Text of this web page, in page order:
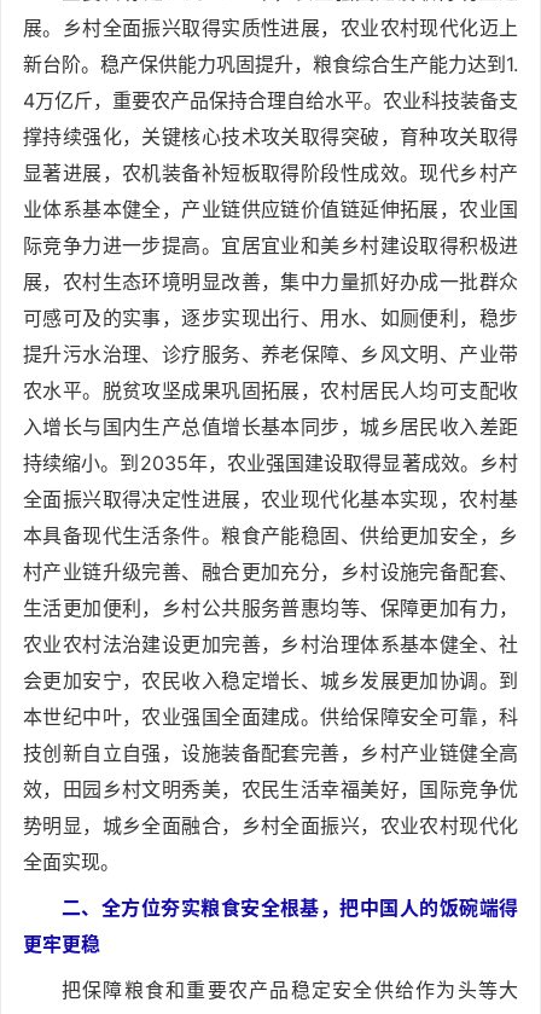
展。乡村全面振兴取得实质性进展，农业农村现代化迈上
新台阶。稳产保供能力巩固提升，粮食综合生产能力达到1.
4万亿斤，重要农产品保持合理自给水平。农业科技装备支
撑持续强化，关键核心技术攻关取得突破，育种攻关取得
显著进展，农机装备补短板取得阶段性成效。现代乡村产
业体系基本健全，产业链供应链价值链延伸拓展，农业国
际竞争力进一步提高。宜居宜业和美乡村建设取得积极进
展，农村生态环境明显改善，集中力量抓好办成一批群众
可感可及的实事，逐步实现出行、用水、如厕便利，稳步
提升污水治理、诊疗服务、养老保障、乡风文明、产业带
农水平。脱贫攻坚成果巩固拓展，农村居民人均可支配收
入增长与国内生产总值增长基本同步，城乡居民收入差距
持续缩小。到2035年，农业强国建设取得显著成效。乡村
全面振兴取得决定性进展，农业现代化基本实现，农村基
本具备现代生活条件。粮食产能稳固、供给更加安全，乡
村产业链升级完善、融合更加充分，乡村设施完备配套、
生活更加便利，乡村公共服务普惠均等、保障更加有力，
农业农村法治建设更加完善，乡村治理体系基本健全、社
会更加安宁，农民收入稳定增长、城乡发展更加协调。到
本世纪中叶，农业强国全面建成。供给保障安全可靠，科
技创新自立自强，设施装备配套完善，乡村产业链健全高
效，田园乡村文明秀美，农民生活幸福美好，国际竞争优
势明显，城乡全面融合，乡村全面振兴，农业农村现代化
全面实现。
二、全方位夯实粮食安全根基，把中国人的饭碗端得
更牢更稳
把保障粮食和重要农产品稳定安全供给作为头等大